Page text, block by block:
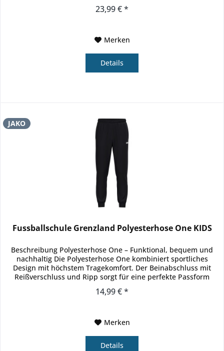
23,99 € *
Merken
Details
JAKO
Fussballschule Grenzland Polyesterhose One KIDS
Beschreibung Polyesterhose One – Funktional, bequem und
nachhaltig Die Polyesterhose One kombiniert sportliches
Design mit höchstem Tragekomfort. Der Beinabschluss mit
Reißverschluss und Ripp sorgt für eine perfekte Passform
14,99 € *
Merken
Details